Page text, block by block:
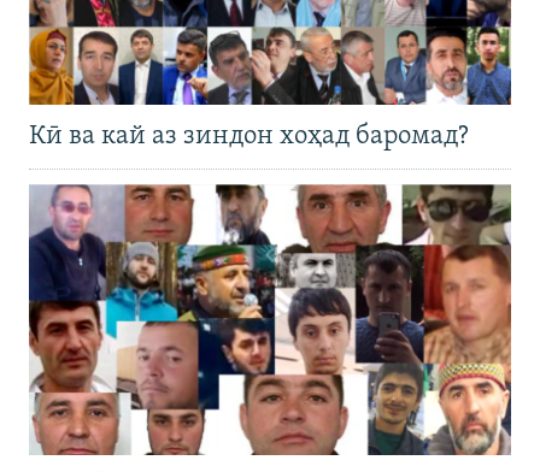
Кӣ ва кай аз зиндон хоҳад баромад?